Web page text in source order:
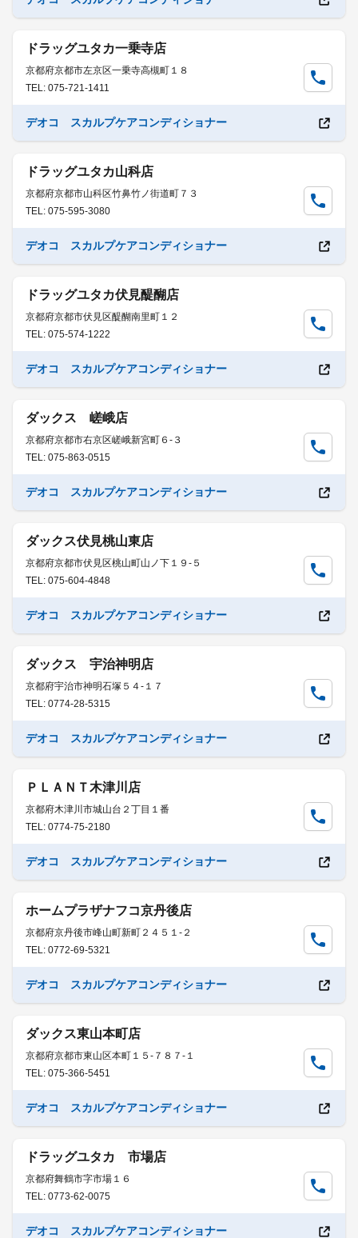
ドラッグユタカ一乗寺店
京都府京都市左京区一乗寺高槻町１８
TEL: 075-721-1411
デオコ スカルプケアコンディショナー
ドラッグユタカ山科店
京都府京都市山科区竹鼻竹ノ街道町７３
TEL: 075-595-3080
デオコ スカルプケアコンディショナー
ドラッグユタカ伏見醍醐店
京都府京都市伏見区醍醐南里町１２
TEL: 075-574-1222
デオコ スカルプケアコンディショナー
ダックス 嵯峨店
京都府京都市右京区嵯峨新宮町６-３
TEL: 075-863-0515
デオコ スカルプケアコンディショナー
ダックス伏見桃山東店
京都府京都市伏見区桃山町山ノ下１９-５
TEL: 075-604-4848
デオコ スカルプケアコンディショナー
ダックス 宇治神明店
京都府宇治市神明石塚５４-１７
TEL: 0774-28-5315
デオコ スカルプケアコンディショナー
ＰＬＡＮＴ木津川店
京都府木津川市城山台２丁目１番
TEL: 0774-75-2180
デオコ スカルプケアコンディショナー
ホームプラザナフコ京丹後店
京都府京丹後市峰山町新町２４５１-２
TEL: 0772-69-5321
デオコ スカルプケアコンディショナー
ダックス東山本町店
京都府京都市東山区本町１５-７８７-１
TEL: 075-366-5451
デオコ スカルプケアコンディショナー
ドラッグユタカ 市場店
京都府舞鶴市字市場１６
TEL: 0773-62-0075
デオコ スカルプケアコンディショナー